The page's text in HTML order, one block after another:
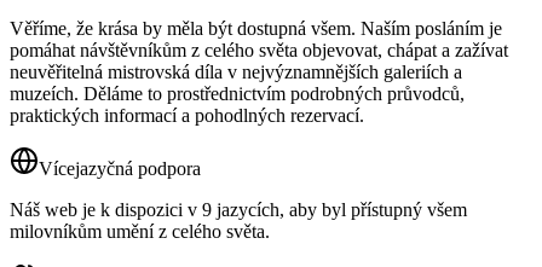
Věříme, že krása by měla být dostupná všem. Naším posláním je
pomáhat návštěvníkům z celého světa objevovat, chápat a zažívat
neuvěřitelná mistrovská díla v nejvýznamnějších galeriích a
muzeích. Děláme to prostřednictvím podrobných průvodců,
praktických informací a pohodlných rezervací.
Vícejazyčná podpora
Náš web je k dispozici v 9 jazycích, aby byl přístupný všem
milovníkům umění z celého světa.